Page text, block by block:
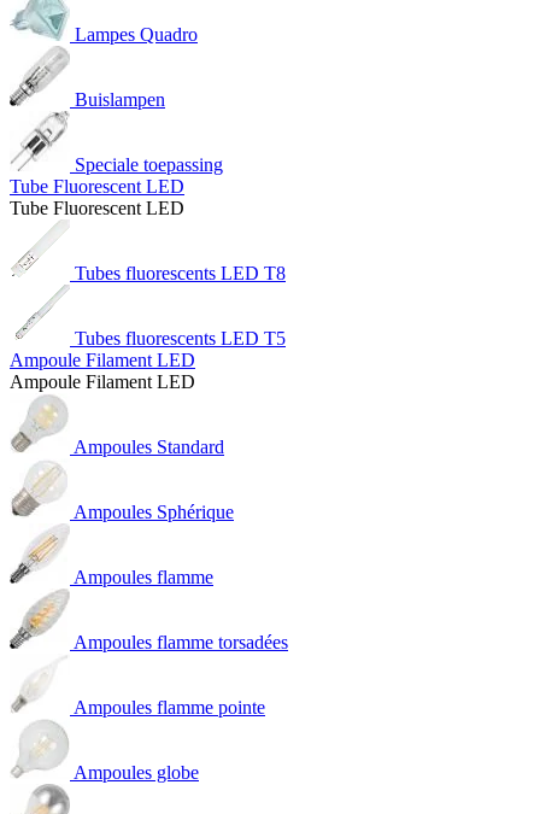
Lampes Quadro
Buislampen
Speciale toepassing
Tube Fluorescent LED
Tube Fluorescent LED
Tubes fluorescents LED T8
Tubes fluorescents LED T5
Ampoule Filament LED
Ampoule Filament LED
Ampoules Standard
Ampoules Sphérique
Ampoules flamme
Ampoules flamme torsadées
Ampoules flamme pointe
Ampoules globe